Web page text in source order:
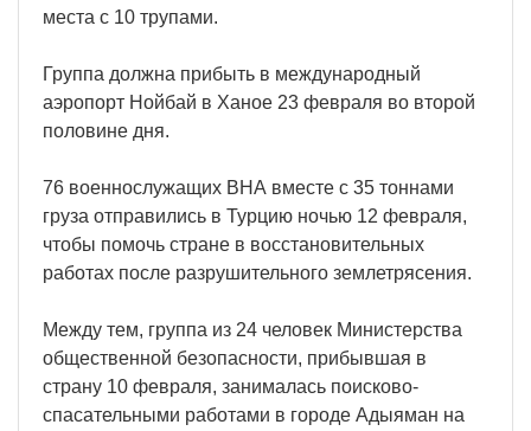
места с 10 трупами.
Группа должна прибыть в международный
аэропорт Нойбай в Ханое 23 февраля во второй
половине дня.
76 военнослужащих ВНА вместе с 35 тоннами
груза отправились в Турцию ночью 12 февраля,
чтобы помочь стране в восстановительных
работах после разрушительного землетрясения.
Между тем, группа из 24 человек Министерства
общественной безопасности, прибывшая в
страну 10 февраля, занималась поисково-
спасательными работами в городе Адыяман на